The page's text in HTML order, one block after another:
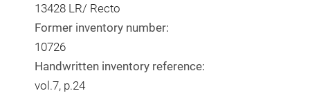
13428 LR/ Recto
Former inventory number:
10726
Handwritten inventory reference:
vol.7, p.24